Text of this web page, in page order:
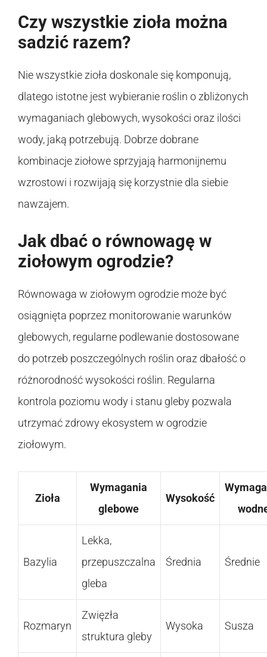
Czy wszystkie zioła można
sadzić razem?
Nie wszystkie zioła doskonale się komponują,
dlatego istotne jest wybieranie roślin o zbliżonych
wymaganiach glebowych, wysokości oraz ilości
wody, jaką potrzebują. Dobrze dobrane
kombinacje ziołowe sprzyjają harmonijnemu
wzrostowi i rozwijają się korzystnie dla siebie
nawzajem.
Jak dbać o równowagę w
ziołowym ogrodzie?
Równowaga w ziołowym ogrodzie może być
osiągnięta poprzez monitorowanie warunków
glebowych, regularne podlewanie dostosowane
do potrzeb poszczególnych roślin oraz dbałość o
różnorodność wysokości roślin. Regularna
kontrola poziomu wody i stanu gleby pozwala
utrzymać zdrowy ekosystem w ogrodzie
ziołowym.
Zioła
Wymagania
glebowe
Wysokość
Bazylia
Lekka,
przepuszczalna
gleba
Średnia Średnie
Rozmaryn
Zwięzła
struktura gleby
Wysoka Susza